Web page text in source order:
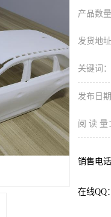
产品数量
发货地址
关键词：
发布日期
阅 读 量
销售电话
在线QQ：